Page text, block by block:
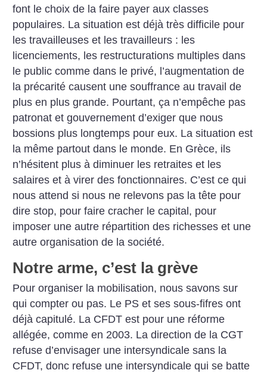
font le choix de la faire payer aux classes
populaires. La situation est déjà très difficile pour
les travailleuses et les travailleurs : les
licenciements, les restructurations multiples dans
le public comme dans le privé, l’augmentation de
la précarité causent une souffrance au travail de
plus en plus grande. Pourtant, ça n’empêche pas
patronat et gouvernement d’exiger que nous
bossions plus longtemps pour eux. La situation est
la même partout dans le monde. En Grèce, ils
n’hésitent plus à diminuer les retraites et les
salaires et à virer des fonctionnaires. C’est ce qui
nous attend si nous ne relevons pas la tête pour
dire stop, pour faire cracher le capital, pour
imposer une autre répartition des richesses et une
autre organisation de la société.
Notre arme, c’est la grève
Pour organiser la mobilisation, nous savons sur
qui compter ou pas. Le PS et ses sous-fifres ont
déjà capitulé. La CFDT est pour une réforme
allégée, comme en 2003. La direction de la CGT
refuse d’envisager une intersyndicale sans la
CFDT, donc refuse une intersyndicale qui se batte